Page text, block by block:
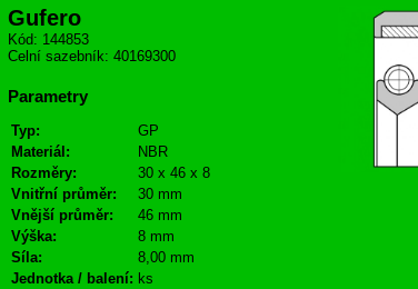
Gufero
Kód: 144853
Celní sazebník: 40169300
Parametry
Typ:
GP
Materiál:
NBR
Rozměry:
30 x 46 x 8
Vnitřní průměr:
30 mm
Vnější průměr:
46 mm
Výška:
8 mm
Síla:
8,00 mm
Jednotka / balení: ks